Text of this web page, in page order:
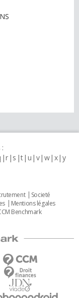
r s t u v w x y
Societé
Mentions légales
Benchmark